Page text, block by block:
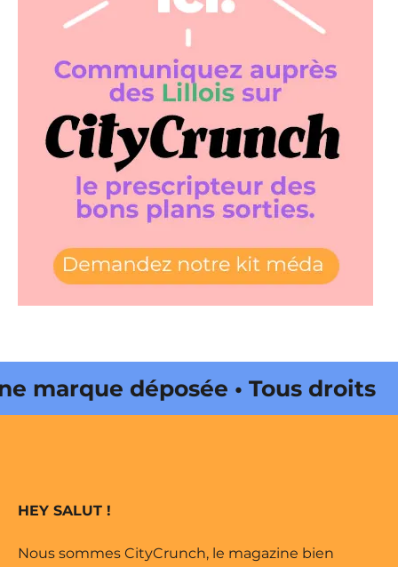
marque déposée • Tous droits
édité par Buena Onda Web •
HEY SALUT !
Nous sommes CityCrunch, le magazine bien